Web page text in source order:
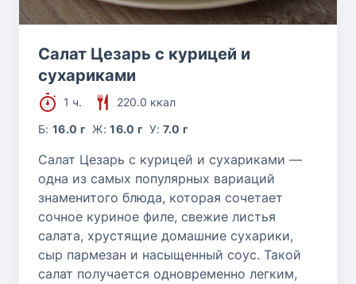
Салат Цезарь с курицей и
сухариками
1 ч.
220.0 ккал
Б:16.0 г Ж:16.0 г У:7.0 г
Салат Цезарь с курицей и сухариками —
одна из самых популярных вариаций
знаменитого блюда, которая сочетает
сочное куриное филе, свежие листья
салата, хрустящие домашние сухарики,
сыр пармезан и насыщенный соус. Такой
салат получается одновременно легким,